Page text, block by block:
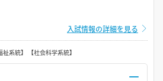
入試情報の詳細を見る
系統】 【社会科学系統】